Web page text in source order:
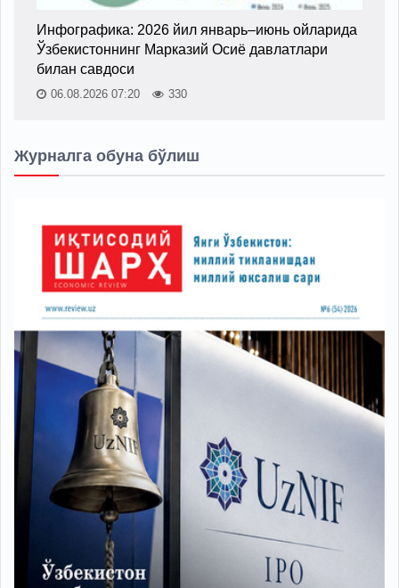
Инфографика: 2026 йил январь–июнь ойларида
Ўзбекистоннинг Марказий Осиё давлатлари
билан савдоси
06.08.2026 07:20 330
Журналга обуна бўлиш